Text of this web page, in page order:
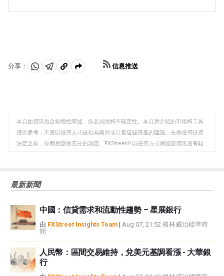
元(JPY)和瑞士法郎(CHF)。美元，因為它是世界儲備貨
拋售這些國債。瑞士法郎，因為嚴格的瑞士銀行法為投資
者提供了加強的資本保護。
分享：
分 分 複
板
信息推送
本頁面資訊包含前瞻性陳述，涉及風險和不確定性。本頁所介紹的市場和工具
僅供參考，不應以任何方式被視為購買或出售這些資產的建議。在做任何投資
決定之前，你都應該做充分的調查。FXStreet不以任何方式保證該資訊沒有錯
觀點，並不代表FXStreet或其廣告商的官方政策或立場。作者不對本頁連結的
如果文章正文中沒有明確提到，在撰寫本文時，作者在本文中提到的任何股票
中都沒有頭寸，也沒有與文中提到的任何公司有業務關係。除了FXStreet，作
者沒有收到撰寫這篇文章的報酬。
FXStreet和作者不提供個性化的建議。作者對該資訊的準確性、完整性或適用
性不作任何陳述。FXStreet和作者將不承擔任何錯誤，遺漏或任何損失，傷害
或損害由此資訊及其顯示或使用引起的。錯誤和遺漏除外。本文作者和
最新新聞
中國：信貸需求和流動性趨勢 – 星展銀行
由 FXStreet Insights Team | Aug 07, 21:52 格林威治標準時
間
人民幣：區間交易維持，兌美元基調看漲 - 大華銀
行